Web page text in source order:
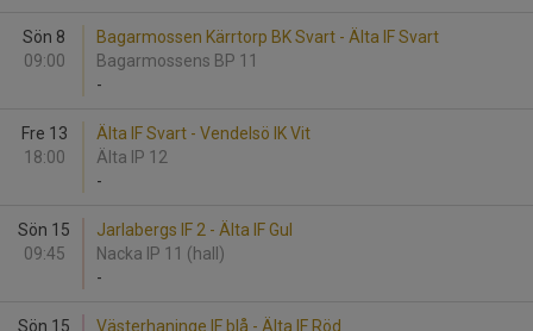
Sön 8
09:00
Bagarmossen Kärrtorp BK Svart - Älta IF Svart
Bagarmossens BP 11
-
Fre 13
18:00
Älta IF Svart - Vendelsö IK Vit
Älta IP 12
-
Sön 15
09:45
Jarlabergs IF 2 - Älta IF Gul
Nacka IP 11 (hall)
-
Sön 15
Västerhaninge IF blå - Älta IF Röd